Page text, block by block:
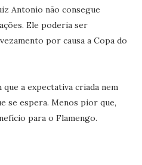
Antonio não consegue
Ele poderia ser
por causa a Copa do
a expectativa criada nem
se espera. Menos pior que,
para o Flamengo.